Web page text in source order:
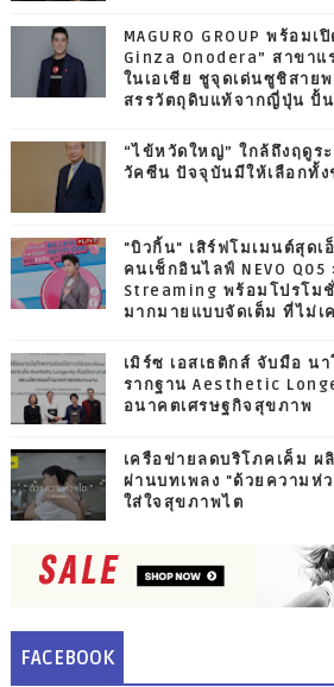
MAGURO GROUP พร้อม
Ginza Onodera” สาขา
ในเอเชีย ชูจุดเด่นซูชิสาย
สรรวัตถุดิบแท้จากญี่ปุ่น ปั้
“ไข้หวัดใหญ่” ใกล้ถึงฤดูร
วัคซีน ปัจจุบันมีให้เลือกทั้
"บิวกิ้น" เสิร์ฟโมเมนต์สุด
คนเช็กอินไลฟ์ NEVO
Streaming พร้อมโปรโม
มากมายแบบจัดเต็ม ที่ไม่
เมิร์ซ เอสเธติกส์ จับมือ น
รากฐาน Aesthetic
อนาคตเศรษฐกิจสุขภาพ
เครือข่ายลดบริโภคเค็ม ผ
ผ่านบทเพลง "ด้วยความห่
ใส่ใจสุขภาพไต
FACEBOOK